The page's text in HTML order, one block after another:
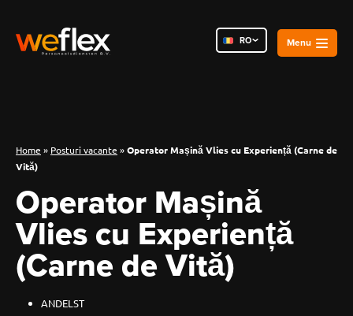
RO
Home » Posturi vacante »Operator Mașină Vlies cu Experiență (Carne de
Vită)
Operator Mașină
Vlies cu Experiență
(Carne de Vită)
ANDELST